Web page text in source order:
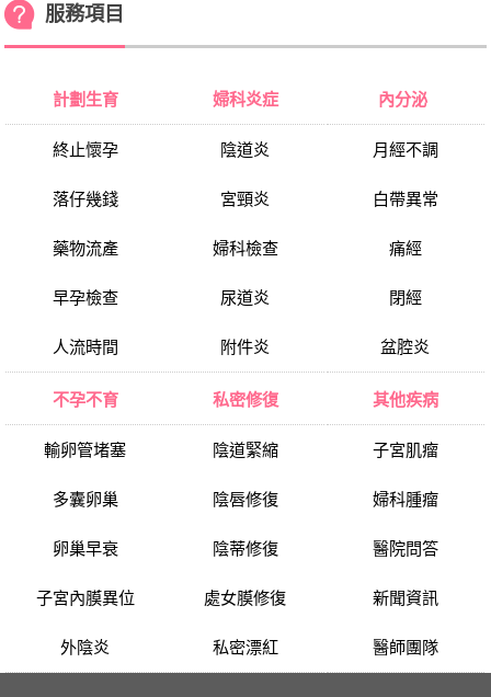
服務項目
計劃生育
終止懷孕
落仔幾錢
藥物流產
早孕檢查
人流時間
婦科炎症
陰道炎
宮頸炎
婦科檢查
尿道炎
附件炎
內分泌
月經不調
白帶異常
痛經
閉經
盆腔炎
不孕不育
輸卵管堵塞
多囊卵巢
卵巢早衰
子宮內膜異位
外陰炎
私密修復
陰道緊縮
陰唇修復
陰蒂修復
處女膜修復
私密漂紅
其他疾病
子宮肌瘤
婦科腫瘤
醫院問答
新聞資訊
醫師團隊